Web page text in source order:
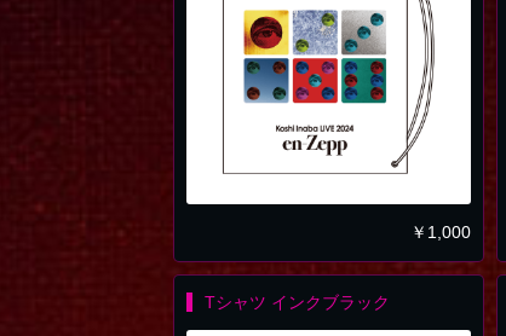
￥ 1,000
Tシャツ インクブラック